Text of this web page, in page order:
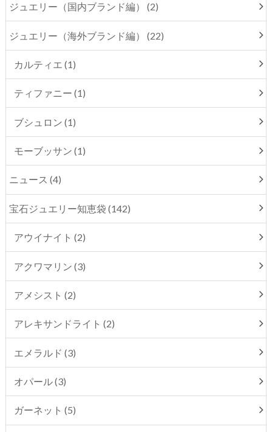
ジュエリー（国内ブランド編） (2)
ジュエリー（海外ブランド編） (22)
カルティエ (1)
ティファニー (1)
ブシュロン (1)
モーブッサン (1)
ニュース (4)
宝石ジュエリー知恵袋 (142)
アウイナイト (2)
アクワマリン (3)
アメシスト (2)
アレキサンドライト (2)
エメラルド (3)
オパール (3)
ガーネット (5)